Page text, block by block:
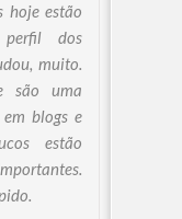
hoje estão
dos
muito.
são uma
em blogs e
estão